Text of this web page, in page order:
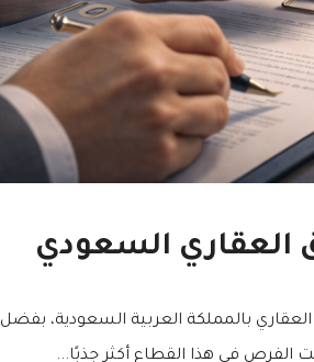
العقاري السعودي
بالمملكة العربية السعودية، بفضل